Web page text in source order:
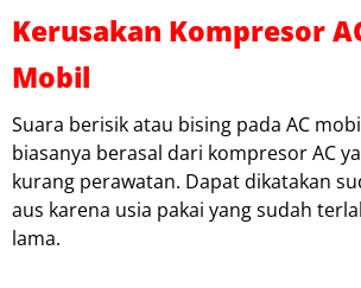
Kerusakan Kompresor
Mobil
Suara berisik atau bising pada AC
biasanya berasal dari kompresor AC
kurang perawatan. Dapat dikatakan
aus karena usia pakai yang sudah
lama.